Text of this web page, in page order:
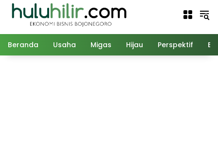
Langsung
Beranda Usaha Migas Hijau Perspektif